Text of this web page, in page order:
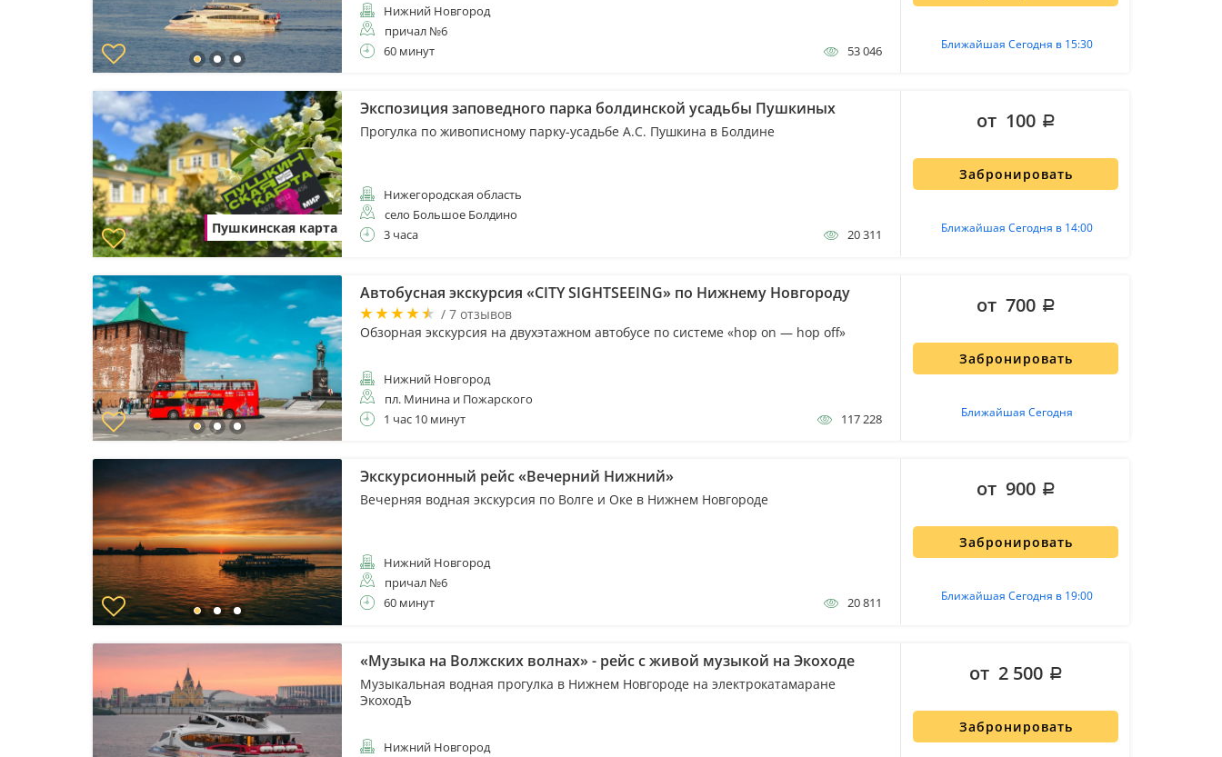
Нижний Новгород
причал №6
60 минут
53 046 Ближайшая Сегодня в 15:30
Пушкинская карта
Экспозиция заповедного парка болдинской усадьбы Пушкиных
Прогулка по живописному парку-усадьбе А.С. Пушкина в Болдине
Нижегородская область
село Большое Болдино
3 часа
20 311
Забронировать
Ближайшая Сегодня в 14:00
от 100
Автобусная экскурсия «CITY SIGHTSEEING» по Нижнему Новгороду
/ 7 отзывов
Обзорная экскурсия на двухэтажном автобусе по системе «hop on — hop off»
Нижний Новгород
пл. Минина и Пожарского
1 час 10 минут
117 228
Забронировать
Ближайшая Сегодня
от 700
Экскурсионный рейс «Вечерний Нижний»
Вечерняя водная экскурсия по Волге и Оке в Нижнем Новгороде
Нижний Новгород
причал №6
60 минут
20 811
Забронировать
Ближайшая Сегодня в 19:00
от 900
«Музыка на Волжских волнах» - рейс с живой музыкой на Экоходе
Музыкальная водная прогулка в Нижнем Новгороде на электрокатамаране
ЭкоходЪ
Нижний Новгород
Забронировать
от 2 500